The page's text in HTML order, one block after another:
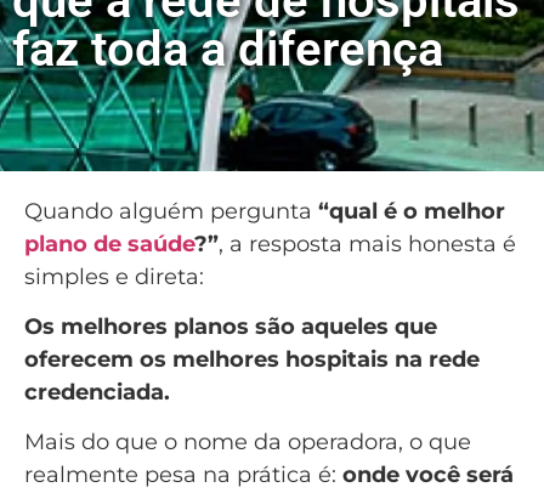
faz toda a diferença
Quando alguém pergunta “qual é o melhor
plano de saúde?”, a resposta mais honesta é
simples e direta:
Os melhores planos são aqueles que
oferecem os melhores hospitais na rede
credenciada.
Mais do que o nome da operadora, o que
realmente pesa na prática é: onde você será